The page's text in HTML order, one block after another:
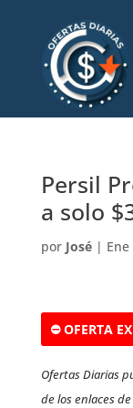
Persil
a solo
por José|
⛔ OFERTA
Ofertas Diarias
de los enlaces